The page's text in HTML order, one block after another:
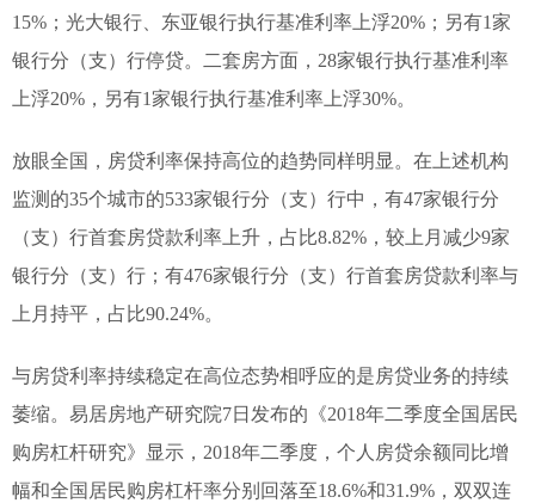
15%；光大银行、东亚银行执行基准利率上浮20%；另有1家
银行分（支）行停贷。二套房方面，28家银行执行基准利率
上浮20%，另有1家银行执行基准利率上浮30%。
放眼全国，房贷利率保持高位的趋势同样明显。在上述机构
监测的35个城市的533家银行分（支）行中，有47家银行分
（支）行首套房贷款利率上升，占比8.82%，较上月减少9家
银行分（支）行；有476家银行分（支）行首套房贷款利率与
上月持平，占比90.24%。
与房贷利率持续稳定在高位态势相呼应的是房贷业务的持续
萎缩。易居房地产研究院7日发布的《2018年二季度全国居民
购房杠杆研究》显示，2018年二季度，个人房贷余额同比增
幅和全国居民购房杠杆率分别回落至18.6%和31.9%，双双连